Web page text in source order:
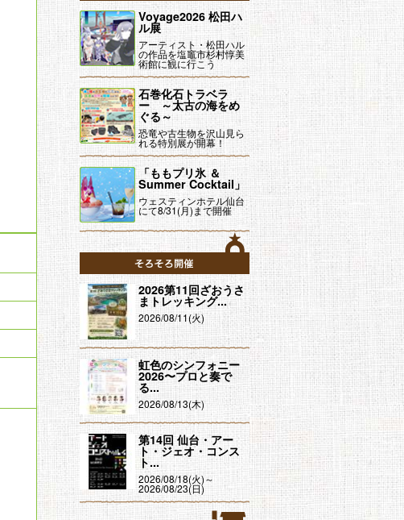
Voyage2026 松田ハ
ル展
アーティスト・松田ハル
の作品を塩竈市杉村惇美
術館に観に行こう
石巻化石トラベラ
ー ～太古の海をめ
ぐる～
恐竜や古生物を沢山見ら
れる特別展が開幕！
「ももプリ氷 ＆
Summer Cocktail」
ウェスティンホテル仙台
にて8/31(月)まで開催
そろそろ開催
2026第11回ざおうさ
まトレッキング...
2026/08/11(火)
虹色のシンフォニー
2026〜プロと奏で
る...
2026/08/13(木)
第14回 仙台・アー
ト・ジェオ・コンス
ト...
2026/08/18(火)～
2026/08/23(日)
周辺のお店